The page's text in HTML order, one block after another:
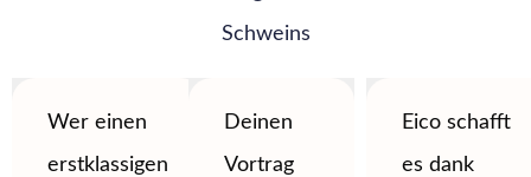
Wer einen
erstklassigen
Deinen
Vortrag
Eico schafft
es dank